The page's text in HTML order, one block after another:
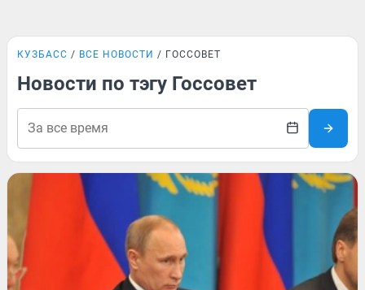
КУЗБАСС ВСЕ НОВОСТИ ГОССОВЕТ
Новости по тэгу Госсовет